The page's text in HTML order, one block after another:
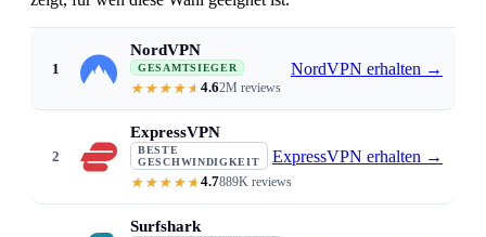
1
NordVPN
GESAMTSIEGER
4.62M reviews
NordVPN erhalten →
2
ExpressVPN
BESTE
GESCHWINDIGKEIT
4.7889K reviews
ExpressVPN erhalten →
Surfshark